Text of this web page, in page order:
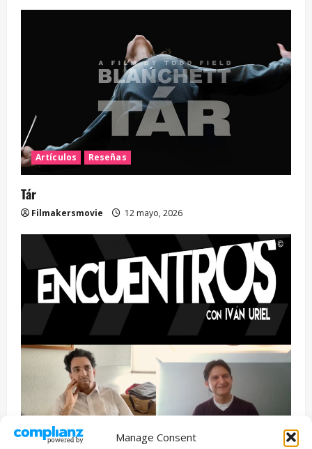
Manage Consent
Artículos Reseñas
Tár
Filmakersmovie 12 mayo, 2026
Entrevista Series